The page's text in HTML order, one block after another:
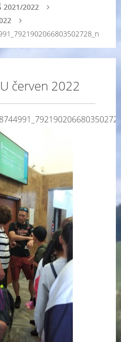
2021/2022
červen 2022